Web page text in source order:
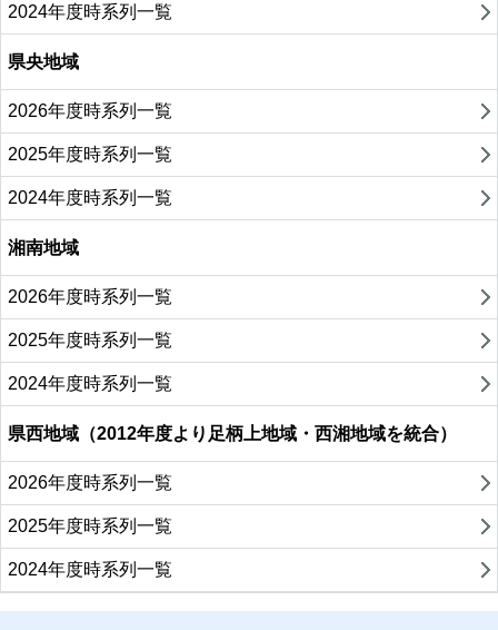
2024年度時系列一覧
県央地域
2026年度時系列一覧
2025年度時系列一覧
2024年度時系列一覧
湘南地域
2026年度時系列一覧
2025年度時系列一覧
2024年度時系列一覧
県西地域（2012年度より足柄上地域・西湘地域を統合）
2026年度時系列一覧
2025年度時系列一覧
2024年度時系列一覧